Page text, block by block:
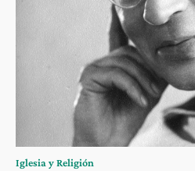
Iglesia y Religión